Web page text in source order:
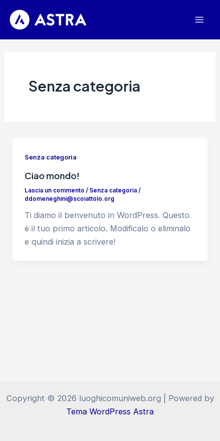
contenuto
Senza categoria
Senza categoria
Ciao mondo!
Lascia un commento / Senza categoria/
ddomeneghini@scoiattolo.org
Ti diamo il benvenuto in WordPress. Questo
è il tuo primo articolo. Modificalo o eliminalo
e quindi inizia a scrivere!
Copyright © 2026 luoghicomuniweb.org | Powered by
Tema WordPress Astra